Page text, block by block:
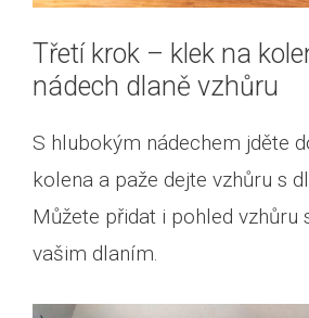
Třetí krok – klek na
nádech dlaně vzhůru
S hlubokým nádechem jděte
kolena a paže dejte vzhůru s
Můžete přidat i pohled vzhůru
vašim dlaním.